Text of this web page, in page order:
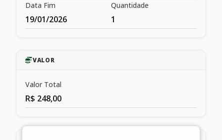
Data Fim
19/01/2026
Quantidade
1
VALOR
Valor Total
R$ 248,00